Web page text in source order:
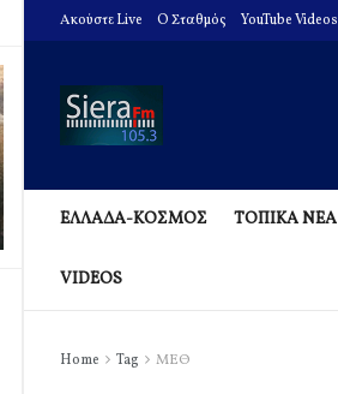
Ακούστε Live O Σταθμός YouTube Videos
ΕΛΛΑΔΑ-ΚΟΣΜΟΣ ΤΟΠΙΚΑ ΝΕΑ
VIDEOS
Home Tag ΜΕΘ